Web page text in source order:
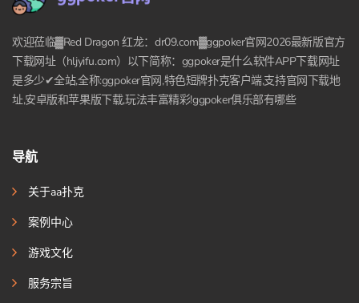
欢迎莅临▓Red Dragon 红龙：dr09.com▓ggpoker官网2026最新版官方
下载网址（hljyifu.com）以下简称：ggpoker是什么软件APP下载网址
是多少✔全站,全称:ggpoker官网,特色短牌扑克客户端,支持官网下载地
址,安卓版和苹果版下载,玩法丰富精彩!ggpoker俱乐部有哪些
导航
关于aa扑克
案例中心
游戏文化
服务宗旨